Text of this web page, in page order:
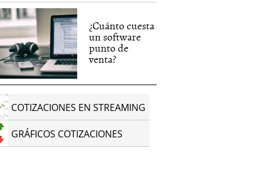
¿Cuánto cuesta
un software
punto de
venta?
COTIZACIONES EN STREAMING
GRÁFICOS COTIZACIONES